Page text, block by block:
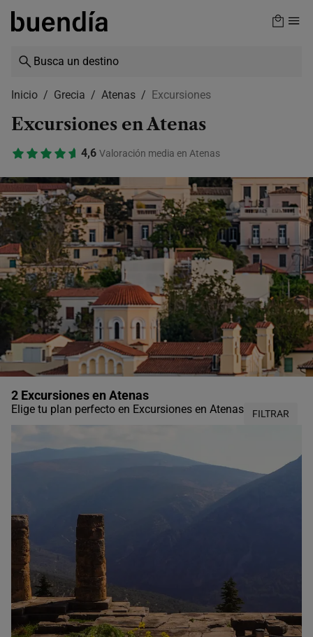
Skip
content
Inicio Grecia Atenas Excursiones
Excursiones en Atenas
4,6 Valoración media en Atenas
2 Excursiones en Atenas
Elige tu plan perfecto en Excursiones en Atenas FILTRAR